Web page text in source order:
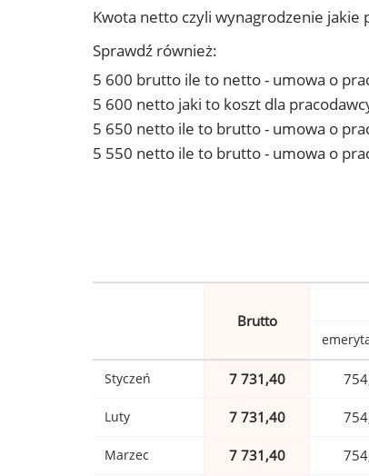
Kwota netto czyli wynagrodzenie
Sprawdź również:
5 600 brutto ile to netto - umowa o
5 600 netto jaki to koszt dla
5 650 netto ile to brutto - umowa o
5 550 netto ile to brutto - umowa o
Brutto
Styczeń 7 731,40
Luty 7 731,40
Marzec 7 731,40